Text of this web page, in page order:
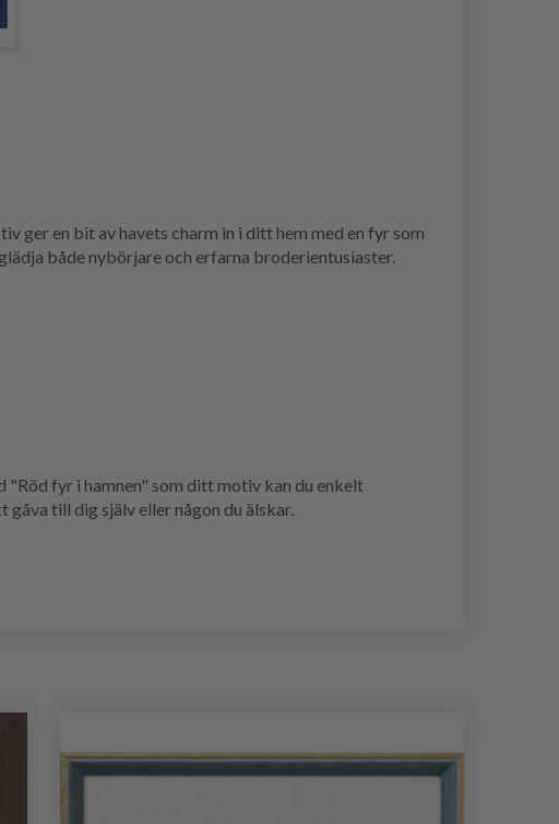
ger en bit av havets charm in i ditt hem med en fyr som
både nybörjare och erfarna broderientusiaster.
fyr i hamnen" som ditt motiv kan du enkelt
till dig själv eller någon du älskar.